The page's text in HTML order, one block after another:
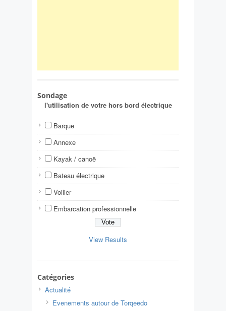
Sondage
l'utilisation de votre hors bord électrique
Barque
Annexe
Kayak / canoë
Bateau électrique
Voilier
Embarcation professionnelle
View Results
Catégories
Actualité
Evenements autour de Torqeedo